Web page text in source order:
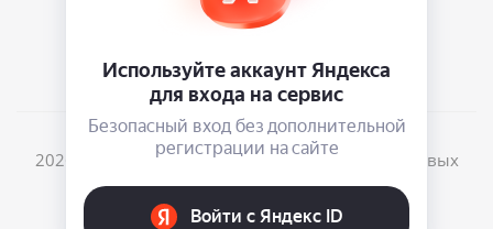
2026 © Винилмаркт - интернет-магазин виниловых
пластинок